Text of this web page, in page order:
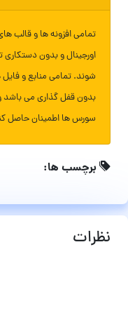
تمامی افزونه ها و قالب
اورجینال و بدون
شوند. تمامی منابع و
بدون قفل گذاری می باشد
سورس ها اطمینان حاصل
برچسب ها:
نظرات